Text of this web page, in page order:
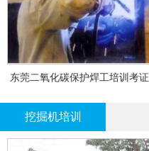
东莞二氧化碳保护焊工培训考证
挖掘机培训